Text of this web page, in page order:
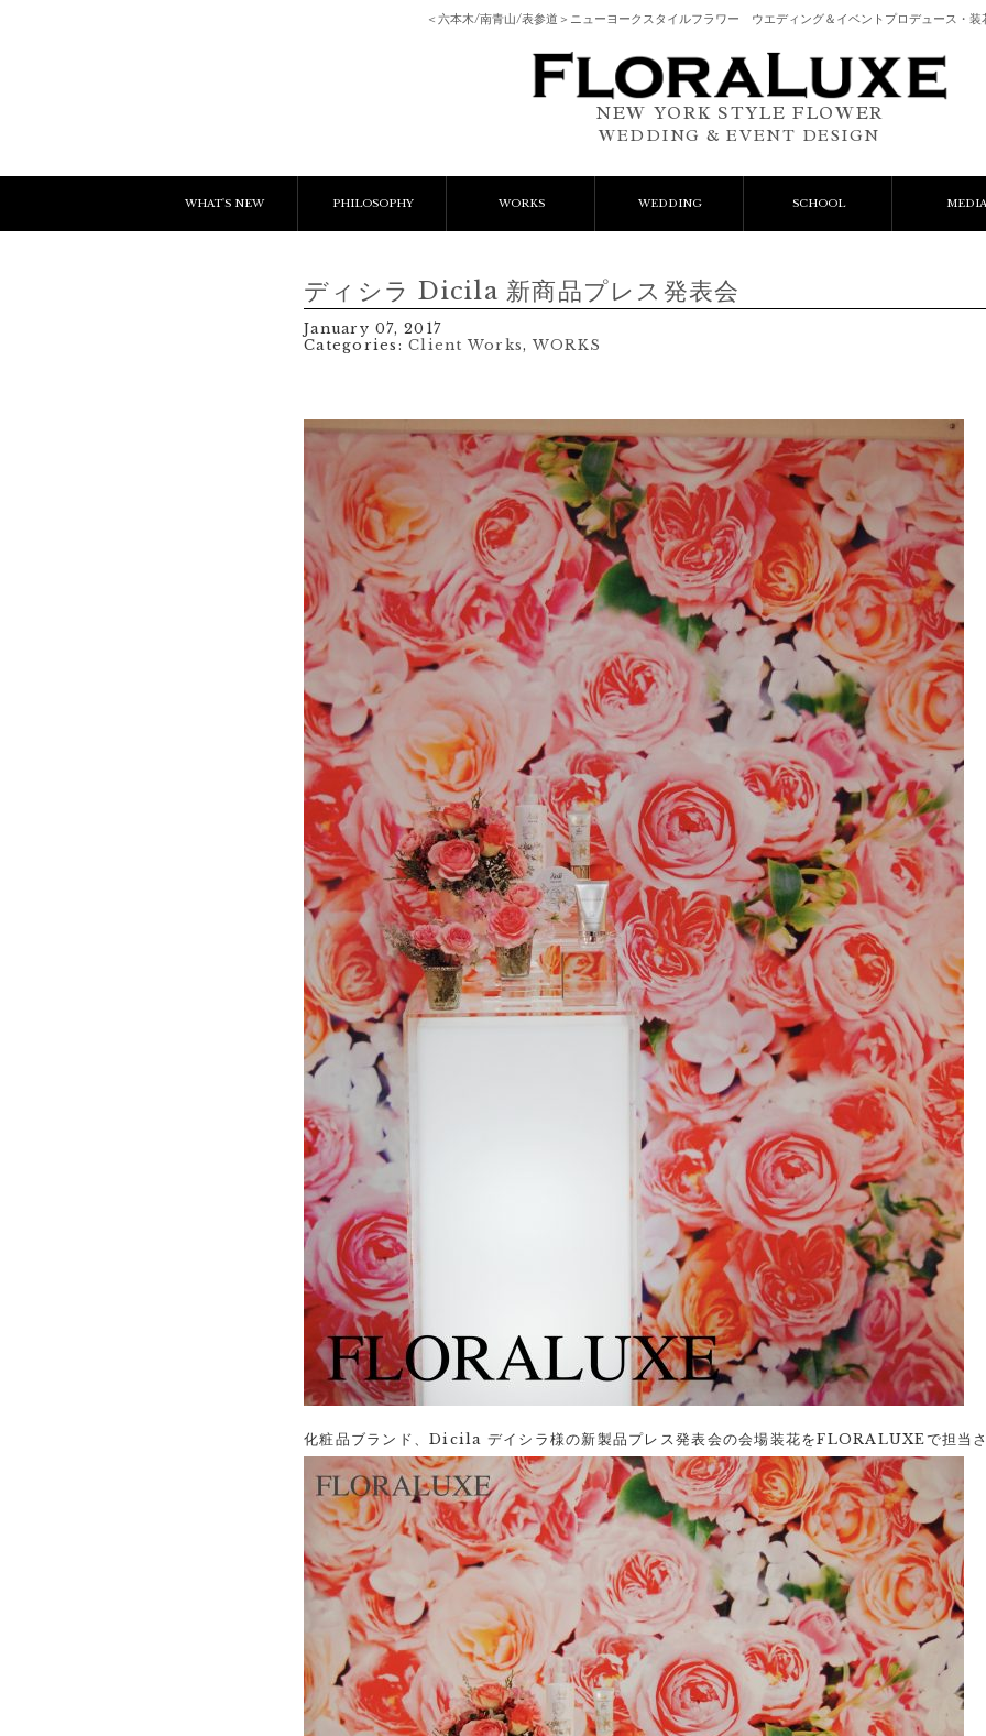
＜六本木/南青山/表参道＞ニューヨークスタイルフラワー ウエディング＆イベントプロデュース・装
NEW YORK STYLE FLOWER
WEDDING & EVENT DESIGN
WHAT'S NEW PHILOSOPHY WORKS
Client Works
Lesson
WEDDING
Wedding Items
SCHOOL
AIFDとは
ﾌﾟﾘｻﾞｰﾌﾞﾄﾞﾌﾗﾜｰｺｰｽ
ご予約フォーム
MEDIA
ディシラ Dicila 新商品プレス発表会
January 07, 2017
Categories:Client Works, WORKS
化粧品ブランド、Dicila デイシラ様の新製品プレス発表会の会場装花をFLORALUXEで担当さ